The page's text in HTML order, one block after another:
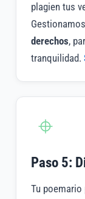
plagien tus
Gestionamos
derechos,
tranquilidad.
Paso 5:
Tu poemario